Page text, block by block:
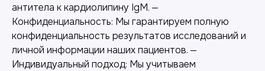
антитела к кардиолипину IgM. —
Конфиденциальность: Мы гарантируем полную
конфиденциальность результатов исследований и
личной информации наших пациентов. —
Индивидуальный подход: Мы учитываем